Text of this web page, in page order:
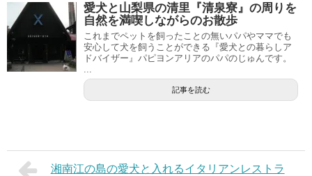
愛犬と山梨県の清里『清泉寮』の周りを
自然を満喫しながらのお散歩
これまでペットを飼ったことの無いパパやママでも
安心して犬を飼うことができる『愛犬との暮らしア
ドバイザー』パピヨンアリアのパパのじゅんです。
記事を読む
湘南江の島の愛犬と入れるイタリアンレストラ